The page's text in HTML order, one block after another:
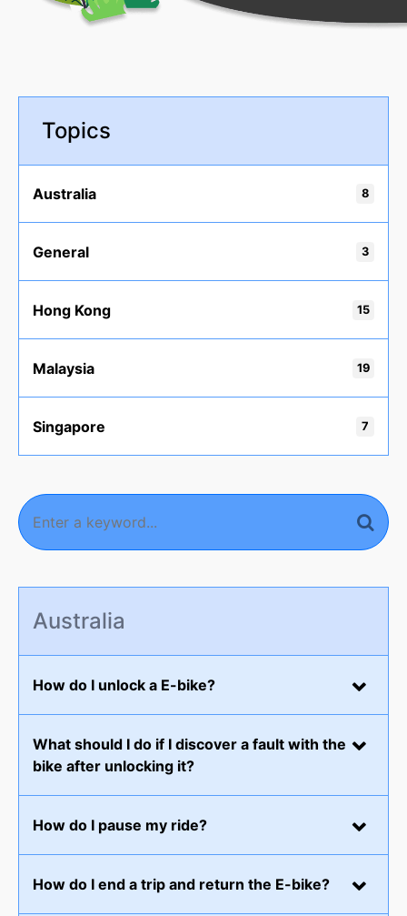
Topics
Australia 8
General 3
Hong Kong 15
Malaysia 19
Singapore 7
Australia
How do I unlock a E-bike?
What should I do if I discover a fault with the
bike after unlocking it?
How do I pause my ride?
How do I end a trip and return the E-bike?